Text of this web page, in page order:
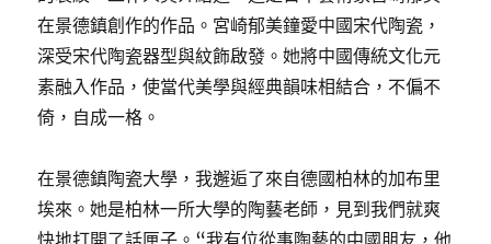
在景德鎮創作的作品。宮崎郁美鐘愛中國宋代陶瓷，
深受宋代陶瓷器型與紋飾啟發。她將中國傳統文化元
素融入作品，使當代美學與經典韻味相結合，不偏不
倚，自成一格。
在景德鎮陶瓷大學，我邂逅了來自德國柏林的加布里
埃來。她是柏林一所大學的陶藝老師，見到我們就爽
快地打開了話匣子。“我有位從事陶藝的中國朋友，他